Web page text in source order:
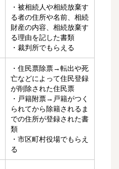
・被相続人や相続放棄す
る者の住所や名前、相続
財産の内容、相続放棄す
る理由を記した書類
・裁判所でもらえる
・住民票除票→転出や死
亡などによって住民登録
が削除された住民票
・戸籍附票→戸籍がつく
られてから除籍されるま
での住所が登録された書
類
・市区町村役場でもらえ
る